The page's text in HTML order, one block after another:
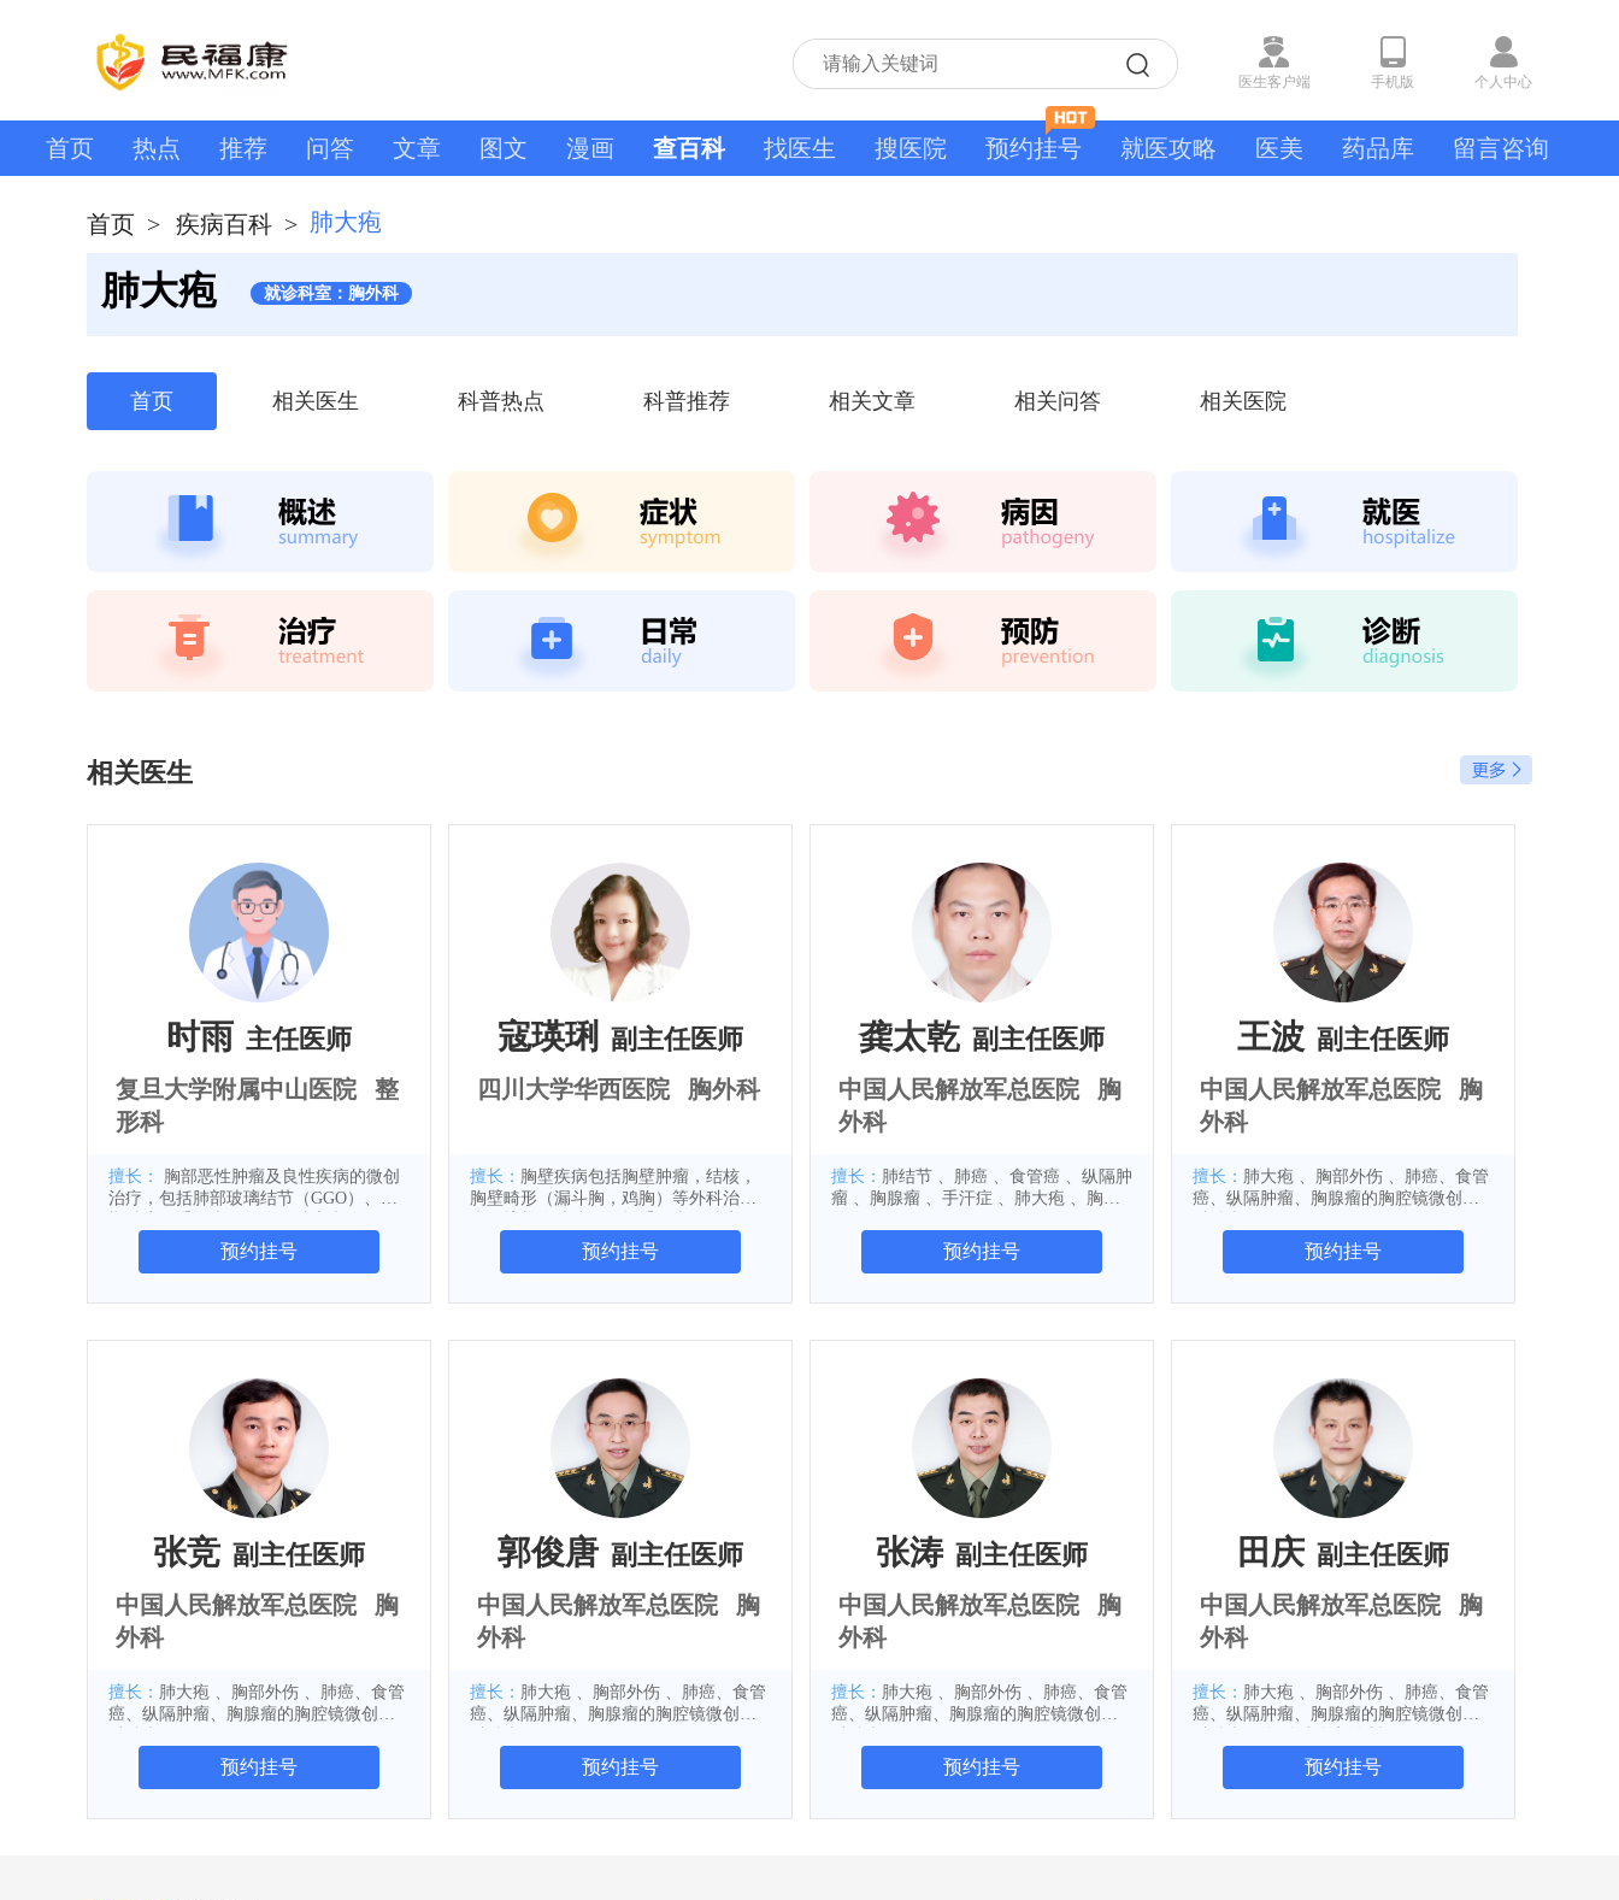
医生客户端 手机版 个人中心
首页 热点 推荐 问答 文章 图文 漫画 查百科 找医生 搜医院 预约挂号 就医攻略 医美 药品库 留言咨询
首页 > 疾病百科 > 肺大疱
肺大疱 就诊科室：胸外科
首页 相关医生 科普热点 科普推荐 相关文章 相关问答 相关医院
相关医生
时雨 主任医师
复旦大学附属中山医院整
形科
擅长：
治疗，包括肺部玻璃结节（GGO）、早
预约挂号
寇瑛琍 副主任医师
四川大学华西医院胸外科
擅长： 胸壁疾病包括胸壁肿瘤，结核，
胸壁畸形（漏斗胸，鸡胸）等外科治
食管癌，肺大疱，肺良性肿瘤，胸腺瘤
等疾病），食管疾病，肺部疾病，纵隔
预约挂号
龚太乾 副主任医师
中国人民解放军总医院胸
外科
擅长： 肺结节 、肺癌 、食管癌 、纵隔肿
瘤 、胸腺瘤 、手汗症 、肺大疱 、胸部
预约挂号
王波 副主任医师
中国人民解放军总医院胸
外科
擅长： 肺大疱 、胸部外伤 、肺癌、食管
癌、纵隔肿瘤、胸腺瘤的胸腔镜微创外
预约挂号
张竞 副主任医师
中国人民解放军总医院胸
外科
擅长： 肺大疱 、胸部外伤 、肺癌、食管
癌、纵隔肿瘤、胸腺瘤的胸腔镜微创外
预约挂号
郭俊唐 副主任医师
中国人民解放军总医院胸
外科
擅长： 肺大疱 、胸部外伤 、肺癌、食管
癌、纵隔肿瘤、胸腺瘤的胸腔镜微创外
预约挂号
张涛 副主任医师
中国人民解放军总医院胸
外科
擅长： 肺大疱 、胸部外伤 、肺癌、食管
癌、纵隔肿瘤、胸腺瘤的胸腔镜微创外
预约挂号
田庆 副主任医师
中国人民解放军总医院胸
外科
擅长： 肺大疱 、胸部外伤 、肺癌、食管
癌、纵隔肿瘤、胸腺瘤的胸腔镜微创外
预约挂号